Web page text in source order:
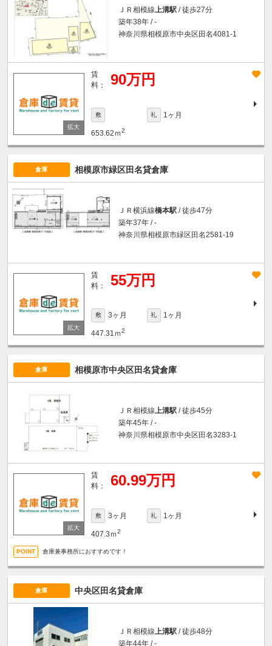
ＪＲ相模線上溝駅 / 徒歩27分
築年38年 / -
神奈川県相模原市中央区田名4081-1
賃
料：
90万円
敷 礼 1ヶ月
653.62ｍ2
倉庫 相模原市緑区田名貸倉庫
ＪＲ横浜線橋本駅 / 徒歩47分
築年37年 / -
神奈川県相模原市緑区田名2581-19
賃
料：
55万円
敷 3ヶ月 礼 1ヶ月
447.31ｍ2
倉庫 相模原市中央区田名貸倉庫
ＪＲ相模線上溝駅 / 徒歩45分
築年45年 / -
神奈川県相模原市中央区田名3283-1
賃
料：
60.99万円
敷 3ヶ月 礼 1ヶ月
407.3ｍ2
倉庫兼事務所におすすめです！
倉庫 中央区田名貸倉庫
ＪＲ相模線上溝駅 / 徒歩48分
築年44年 / -